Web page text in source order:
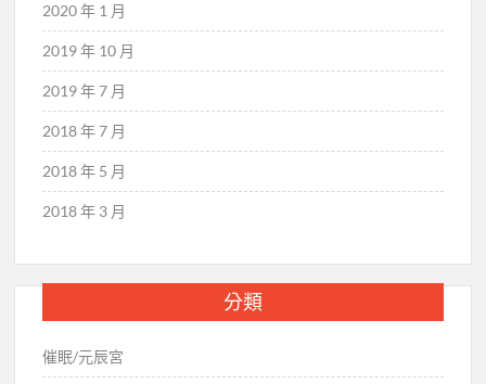
2020 年 1 月
2019 年 10 月
2019 年 7 月
2018 年 7 月
2018 年 5 月
2018 年 3 月
分類
催眠/元辰宮